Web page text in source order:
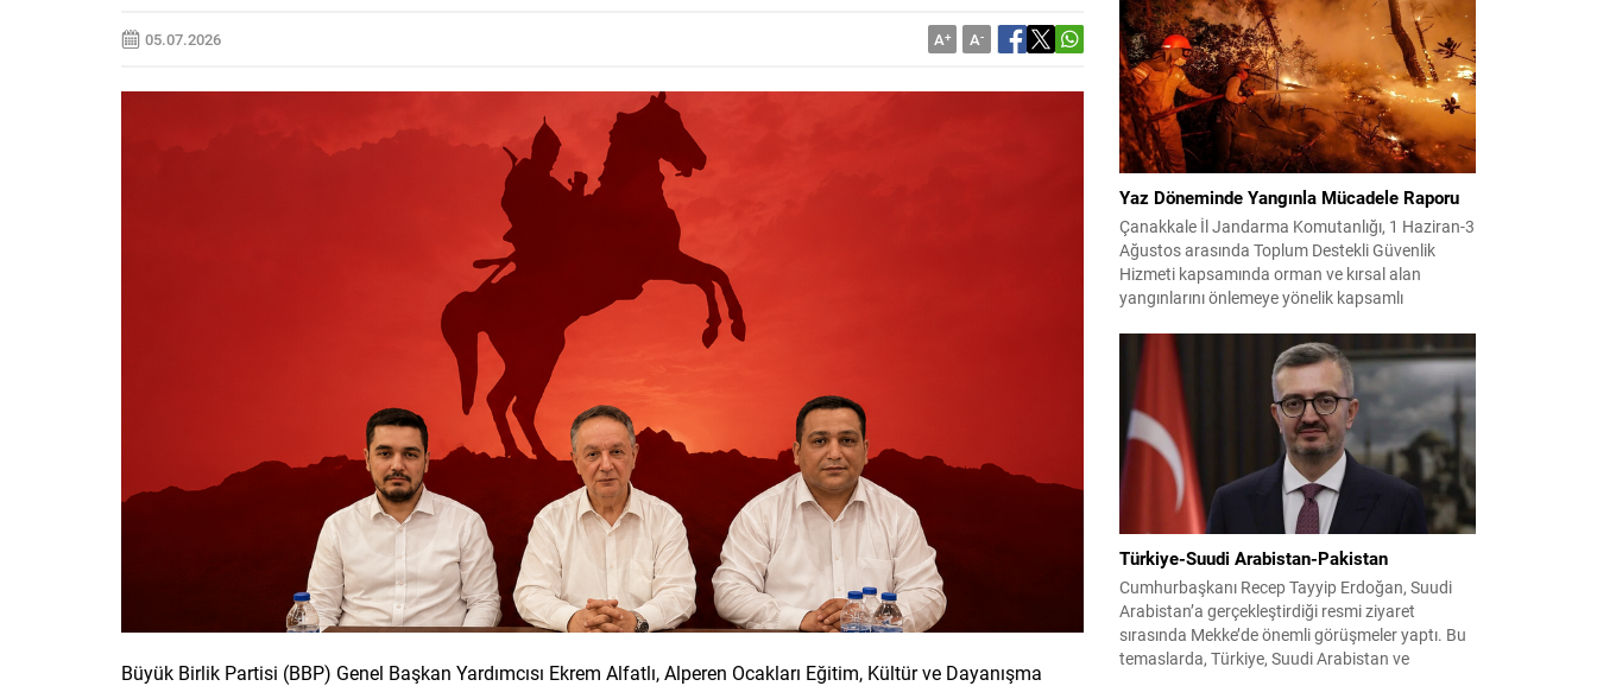
05.07.2026 A+ A-
Büyük Birlik Partisi (BBP) Genel Başkan Yardımcısı Ekrem Alfatlı, Alperen Ocakları Eğitim, Kültür ve Dayanışma
Yaz Döneminde Yangınla Mücadele Raporu
Çanakkale İl Jandarma Komutanlığı, 1 Haziran-3
Ağustos arasında Toplum Destekli Güvenlik
Hizmeti kapsamında orman ve kırsal alan
yangınlarını önlemeye yönelik kapsamlı
görev yapan 178 tim ve 742 personel, sahada
aktif olarak halkı bilinçlendirdi ve denetim
faaliyetleri gerçekleştirdi. Faaliyetler esnasında
bin 315 biçerdöver ve balya...
Türkiye-Suudi Arabistan-Pakistan
Cumhurbaşkanı Recep Tayyip Erdoğan, Suudi
Arabistan’a gerçekleştirdiği resmi ziyaret
sırasında Mekke’de önemli görüşmeler yaptı. Bu
temaslarda, Türkiye, Suudi Arabistan ve